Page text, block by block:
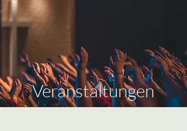
Veranstaltungen